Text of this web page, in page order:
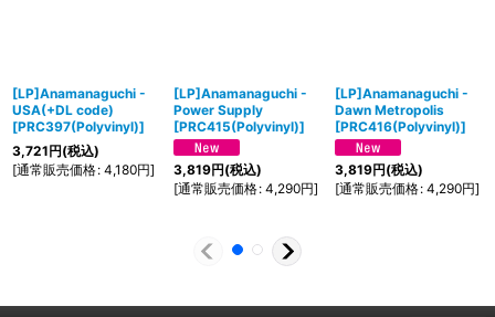
[LP]Anamanaguchi -
USA(+DL code)
[PRC397(Polyvinyl)]
3,721円(税込)
[通常販売価格: 4,180円]
[LP]Anamanaguchi -
Power Supply
[PRC415(Polyvinyl)]
3,819円(税込)
[通常販売価格: 4,290円]
[LP]Anamanaguchi -
Dawn Metropolis
[PRC416(Polyvinyl)]
3,819円(税込)
[通常販売価格: 4,290円]